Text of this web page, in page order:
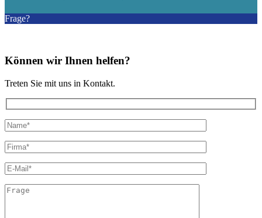
Frage?
Können wir Ihnen helfen?
Treten Sie mit uns in Kontakt.